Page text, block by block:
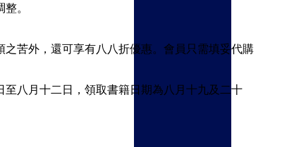
。
苦外，還可享有八八折優惠。會員只需填妥代購
八月十二日，領取書籍日期為八月十九及二十